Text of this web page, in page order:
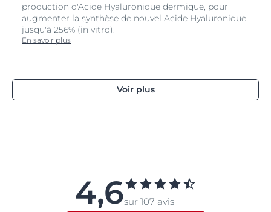
production d'Acide Hyaluronique dermique, pour
augmenter la synthèse de nouvel Acide Hyaluronique
jusqu'à 256% (in vitro).
En savoir plus
Voir plus
4,6sur 107 avis